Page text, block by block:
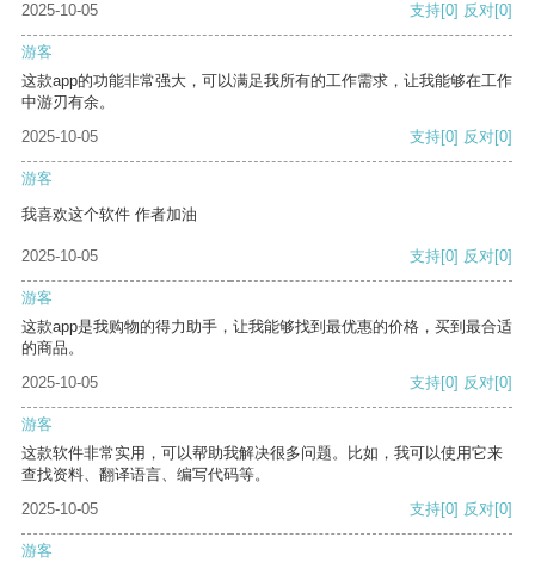
2025-10-05 支持[0] 反对[0]
游客
这款app的功能非常强大，可以满足我所有的工作需求，让我能够在工作
中游刃有余。
2025-10-05
支持[0] 反对[0]
游客
我喜欢这个软件 作者加油
2025-10-05 支持[0] 反对[0]
游客
这款app是我购物的得力助手，让我能够找到最优惠的价格，买到最合适
的商品。
2025-10-05
支持[0] 反对[0]
游客
这款软件非常实用，可以帮助我解决很多问题。比如，我可以使用它来
查找资料、翻译语言、编写代码等。
2025-10-05
支持[0] 反对[0]
游客